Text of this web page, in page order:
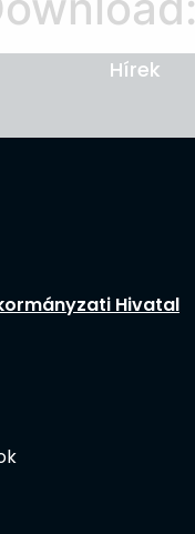
Hírek
Hivatal